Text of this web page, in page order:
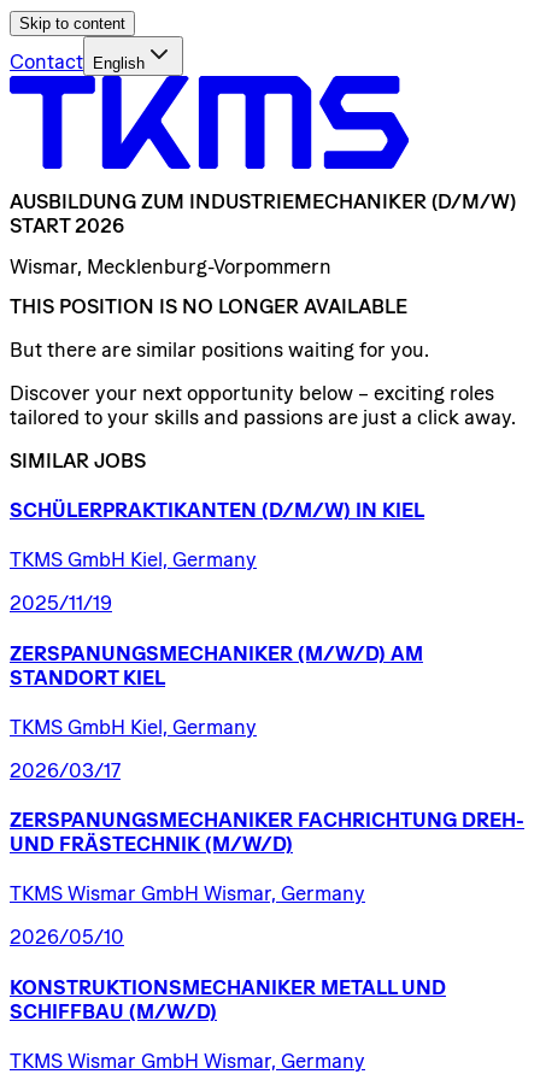
Skip to content
Contact English
AUSBILDUNG ZUM INDUSTRIEMECHANIKER (D/​M/​W)
START 2026
Wismar, Mecklenburg-Vorpommern
THIS POSITION IS NO LONGER AVAILABLE
But there are similar positions waiting for you.
Discover your next opportunity below – exciting roles
tailored to your skills and passions are just a click away.
SIMILAR JOBS
SCHÜLERPRAKTIKANTEN (D/​M/​W) IN KIEL
TKMS GmbH Kiel, Germany
2025/11/19
ZERSPANUNGSMECHANIKER (M/W/D) AM
STANDORT KIEL
TKMS GmbH Kiel, Germany
2026/03/17
ZERSPANUNGSMECHANIKER FACHRICHTUNG DREH-
UND FRÄSTECHNIK (M/W/D)
TKMS Wismar GmbH Wismar, Germany
2026/05/10
KONSTRUKTIONSMECHANIKER METALL UND
SCHIFFBAU (M/W/D)
TKMS Wismar GmbH Wismar, Germany